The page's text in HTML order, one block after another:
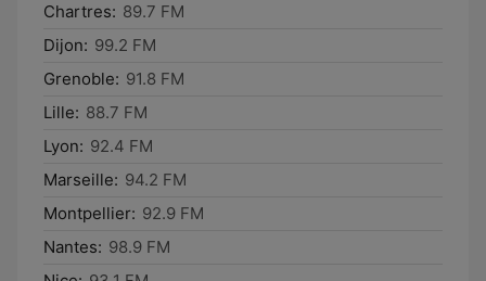
Chartres: 89.7 FM
Dijon: 99.2 FM
Grenoble: 91.8 FM
Lille: 88.7 FM
Lyon: 92.4 FM
Marseille: 94.2 FM
Montpellier: 92.9 FM
Nantes: 98.9 FM